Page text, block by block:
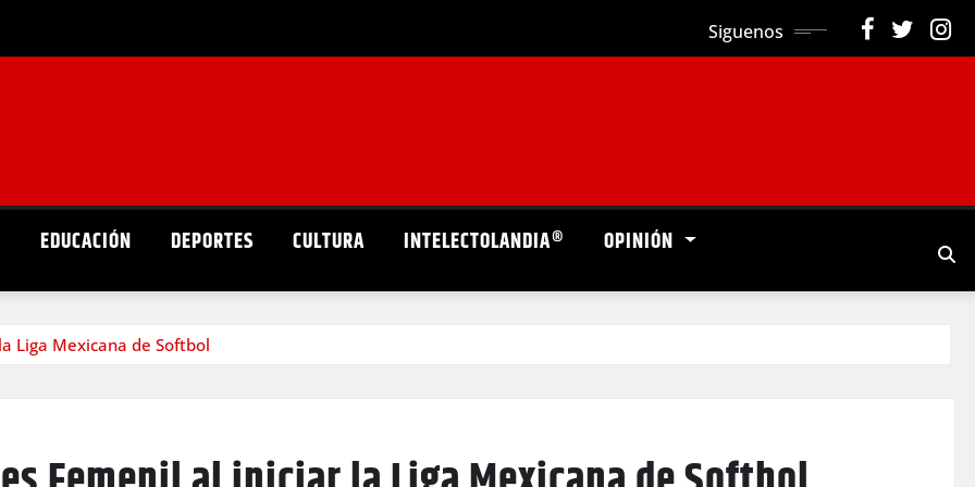
Siguenos
EDUCACIÓN DEPORTES CULTURA INTELECTOLANDIA® OPINIÓN
Liga Mexicana de Softbol